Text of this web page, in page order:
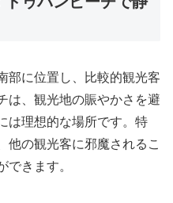
部に位置し、比較的観光客
は、観光地の賑やかさを避
は理想的な場所です。特
他の観光客に邪魔されるこ
できます。